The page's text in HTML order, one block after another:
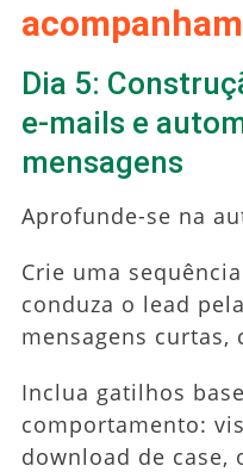
Dia 5:
e-mails e
mensagens
Aprofunde-se na
Crie uma
conduza o lead
mensagens curtas,
Inclua gatilhos
comportamento:
download de case,